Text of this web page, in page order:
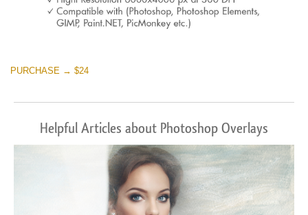
PURCHASE → $24
Helpful Articles about Photoshop Overlays